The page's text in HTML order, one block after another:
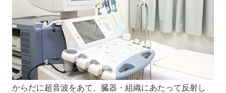
からだに超音波をあて、臓器・組織にあたって反射し